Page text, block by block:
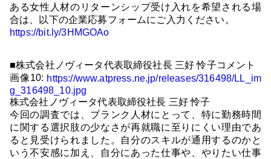
ある女性人材のリターンシップ受け入れを希望される場
合は、以下の企業応募フォームにご入力ください。
https://bit.ly/3HMGOAo
■株式会社ノヴィータ代表取締役社長 三好 怜子コメント
画像10: https://www.atpress.ne.jp/releases/316498/LL_im
g_316498_10.jpg
株式会社ノヴィータ代表取締役社長 三好 怜子
今回の調査では、ブランク人材にとって、特に勤務時間
に関する選択肢の少なさが再就職に至りにくい理由であ
ると見受けられました。自分のスキルが通用するのかと
いう不安感に加え、自分にあった仕事や、やりたい仕事